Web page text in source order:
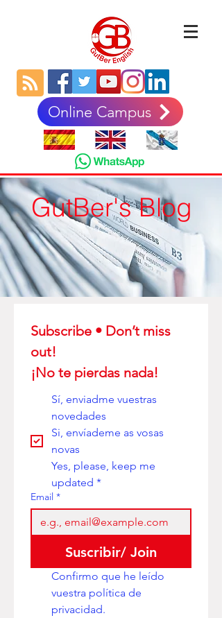
Online Campus
GutBer's Blog
Subscribe • Don’t miss
¡No te pierdas nada!
Sí, enviadme vuestras
novedades
Si, envíademe as vosas
novas
Yes, please, keep me
updated *
Email *
Suscribir/ Join
Confirmo que he leído
vuestra política de